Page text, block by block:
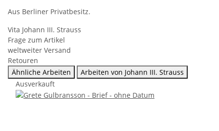
Aus Berliner Privatbesitz.
Vita Johann III. Strauss
Frage zum Artikel
weltweiter Versand
Retouren
Ähnliche Arbeiten
Arbeiten von Johann III. Strauss
Ausverkauft